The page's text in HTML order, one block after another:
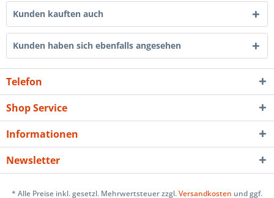
Kunden kauften auch
Kunden haben sich ebenfalls angesehen
Telefon
Shop Service
Informationen
Newsletter
* Alle Preise inkl. gesetzl. Mehrwertsteuer zzgl.Versandkosten und ggf.